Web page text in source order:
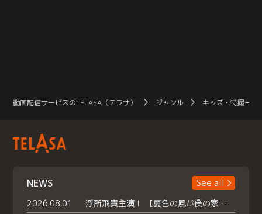
動画配信サービスのTELASA（テラサ） ジャンル キッズ・特撮一覧
NEWS
See all
2026.08.01
浮所飛貴主演！ 【夏色の風が僕の家にやってきた】 本日よりテラサで独占配信スタート！